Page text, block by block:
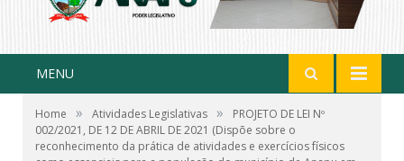
MENU
Home » Atividades Legislativas »
PROJETO DE LEI Nº
002/2021, DE 12 DE ABRIL DE 2021 (Dispõe sobre o
reconhecimento da prática de atividades e exercícios físicos